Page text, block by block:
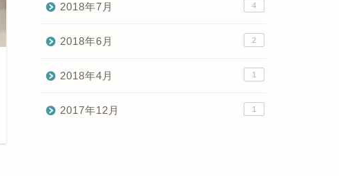
2018年7月 4
2018年6月 2
2018年4月 1
2017年12月 1